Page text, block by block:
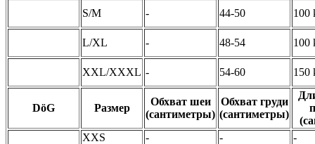
S/M - 44-50 100
L/XL - 48-54 100
XXL/XXXL - 54-60 150
DöG Размер
Обхват шеи
(сантиметры)
Обхват груди
(сантиметры)
XXS
- -
-